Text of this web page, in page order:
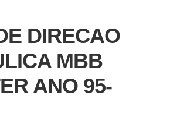
DIRECAO
MBB
ANO 95-